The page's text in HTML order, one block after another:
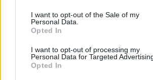
consent section.
I want to opt-out of the Sale of my
Personal Data.
Opted In
I want to opt-out of processing my
Personal Data for Targeted
Opted In
Brentolie daalt naar 88.9 dollar: een week